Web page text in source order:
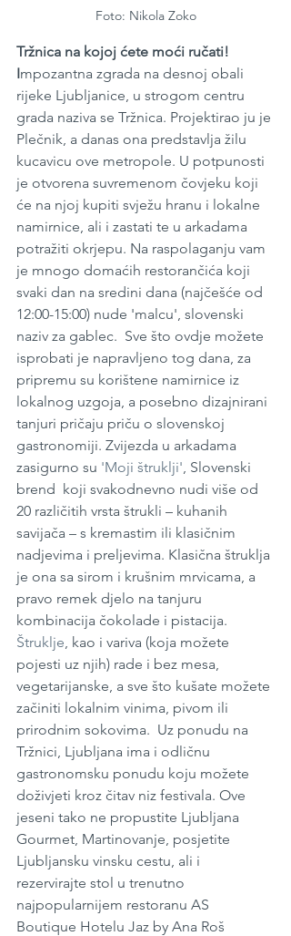
Foto: Nikola Zoko
Tržnica na kojoj ćete moći ručati!
Impozantna zgrada na desnoj obali
rijeke Ljubljanice, u strogom centru
grada naziva se Tržnica. Projektirao ju je
Plečnik, a danas ona predstavlja žilu
kucavicu ove metropole. U potpunosti
je otvorena suvremenom čovjeku koji
će na njoj kupiti svježu hranu i lokalne
namirnice, ali i zastati te u arkadama
potražiti okrjepu. Na raspolaganju vam
je mnogo domaćih restorančića koji
svaki dan na sredini dana (najčešće od
12:00-15:00) nude 'malcu', slovenski
naziv za gablec.  Sve što ovdje možete
isprobati je napravljeno tog dana, za
pripremu su korištene namirnice iz
lokalnog uzgoja, a posebno dizajnirani
tanjuri pričaju priču o slovenskoj
gastronomiji. Zvijezda u arkadama
zasigurno su 'Moji štruklji' , Slovenski
brend  koji svakodnevno nudi više od
20 različitih vrsta štrukli – kuhanih
savijača – s kremastim ili klasičnim
nadjevima i preljevima. Klasična štruklja
je ona sa sirom i krušnim mrvicama, a
pravo remek djelo na tanjuru
kombinacija čokolade i pistacija.
Štruklje , kao i variva (koja možete
pojesti uz njih) rade i bez mesa,
vegetarijanske, a sve što kušate možete
začiniti lokalnim vinima, pivom ili
prirodnim sokovima.  Uz ponudu na
Tržnici, Ljubljana ima i odličnu
gastronomsku ponudu koju možete
doživjeti kroz čitav niz festivala. Ove
jeseni tako ne propustite Ljubljana
Gourmet, Martinovanje, posjetite
Ljubljansku vinsku cestu, ali i
rezervirajte stol u trenutno
najpopularnijem restoranu AS
Boutique Hotelu Jaz by Ana Roš